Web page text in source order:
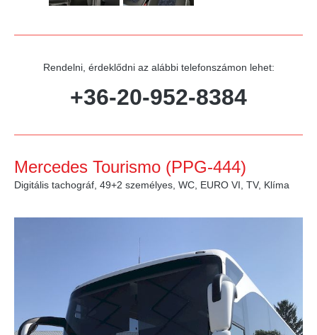
Rendelni, érdeklődni az alábbi telefonszámon lehet:
+36-20-952-8384
Mercedes Tourismo (PPG-444)
Digitális tachográf, 49+2 személyes, WC, EURO VI, TV, Klíma